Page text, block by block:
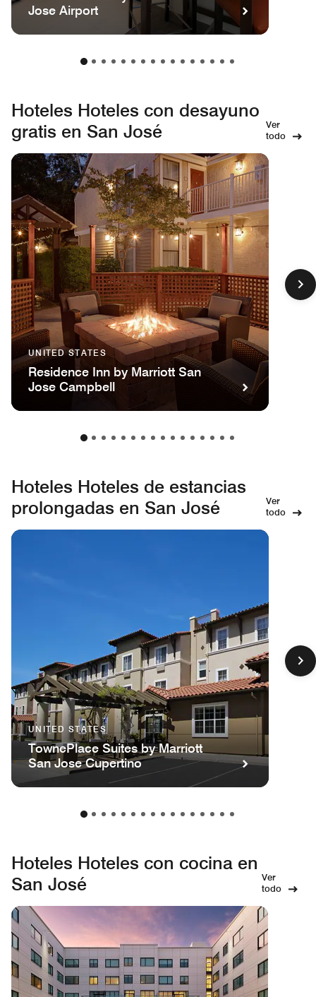
Jose Airport
Hoteles Hoteles con desayuno
gratis en San José
Ver
todo
UNITED STATES
Residence Inn by Marriott San
Jose Campbell
Hoteles Hoteles de estancias
prolongadas en San José
Ver
todo
UNITED STATES
TownePlace Suites by Marriott
San Jose Cupertino
Hoteles Hoteles con cocina en
San José
Ver
todo